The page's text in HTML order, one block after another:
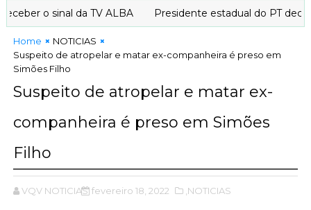
o sinal da TV ALBA Presidente estadual do PT
Home
NOTICIAS
Suspeito de atropelar e matar ex-companheira é preso em
Simões Filho
Suspeito de atropelar e matar ex-
companheira é preso em Simões
Filho
VQV NOTICIAS fevereiro 18, 2022 ,NOTICIAS